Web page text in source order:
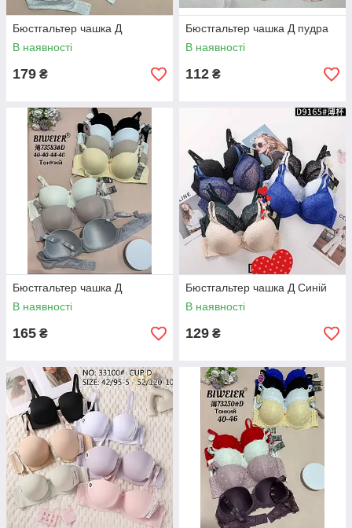
Бюстгальтер чашка Д
В наявності
179 ₴
Бюстгальтер чашка Д пудра
В наявності
112 ₴
Бюстгальтер чашка Д
В наявності
165 ₴
Бюстгальтер чашка Д Синій
В наявності
129 ₴